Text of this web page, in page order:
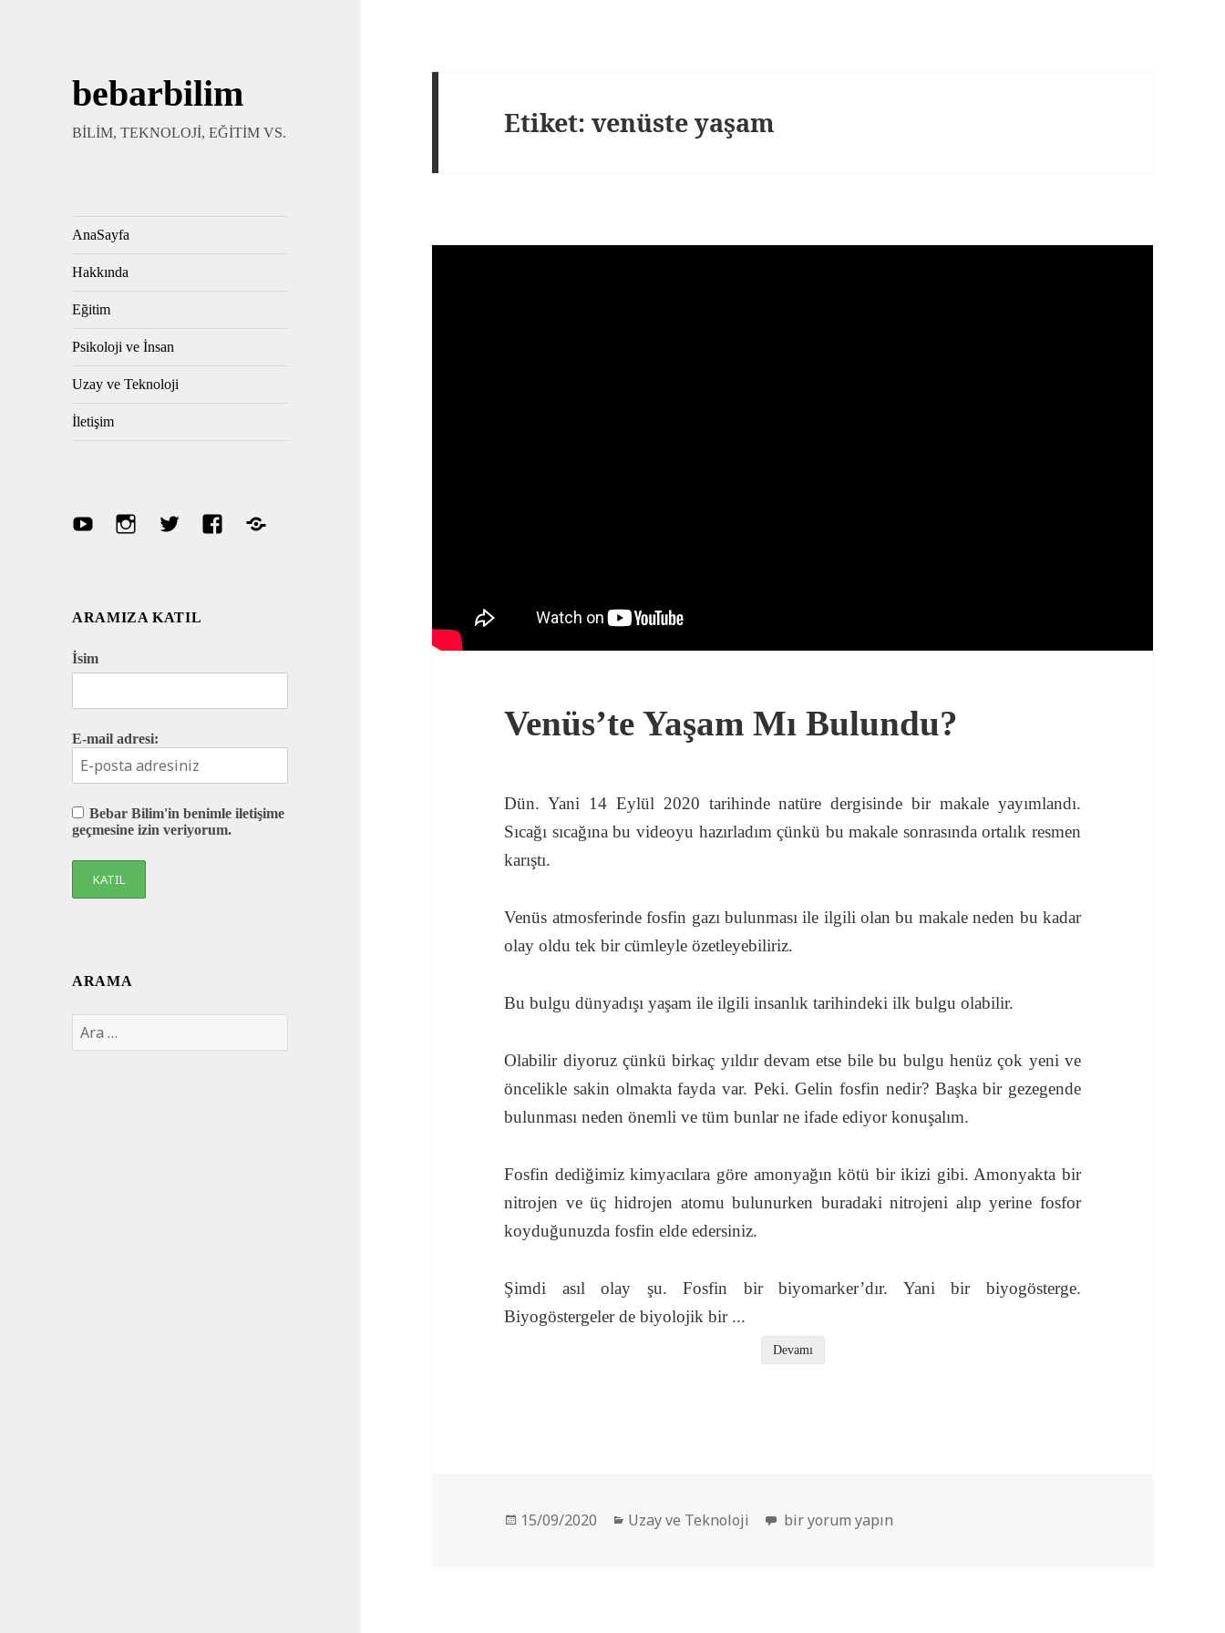
bebarbilim
BİLİM, TEKNOLOJİ, EĞİTİM VS.
AnaSayfa
Hakkında
Eğitim
Psikoloji ve İnsan
Uzay ve Teknoloji
İletişim
YoutubeInstagramTwitter FacebookDiscord
ARAMIZA KATIL
İsim
E-mail adresi:
Bebar Bilim'in benimle iletişime
geçmesine izin veriyorum.
ARAMA
Arama:
Etiket:venüste yaşam
Venüs’te Yaşam Mı Bulundu?
Dün. Yani 14 Eylül 2020 tarihinde natüre dergisinde bir makale yayımlandı.
Sıcağı sıcağına bu videoyu hazırladım çünkü bu makale sonrasında ortalık resmen
karıştı.
Venüs atmosferinde fosfin gazı bulunması ile ilgili olan bu makale neden bu kadar
olay oldu tek bir cümleyle özetleyebiliriz.
Bu bulgu dünyadışı yaşam ile ilgili insanlık tarihindeki ilk bulgu olabilir.
Olabilir diyoruz çünkü birkaç yıldır devam etse bile bu bulgu henüz çok yeni ve
öncelikle sakin olmakta fayda var. Peki. Gelin fosfin nedir? Başka bir gezegende
bulunması neden önemli ve tüm bunlar ne ifade ediyor konuşalım.
Fosfin dediğimiz kimyacılara göre amonyağın kötü bir ikizi gibi. Amonyakta bir
nitrojen ve üç hidrojen atomu bulunurken buradaki nitrojeni alıp yerine fosfor
koyduğunuzda fosfin elde edersiniz.
Şimdi asıl olay şu. Fosfin bir biyomarker’dır. Yani bir biyogösterge.
Biyogöstergeler de biyolojik bir ...
Devamı
Yayın
15/09/2020 Kategoriler
Uzay ve Teknoloji Venüs’te Yaşam Mı Bulundu? için
bir yorum yapın